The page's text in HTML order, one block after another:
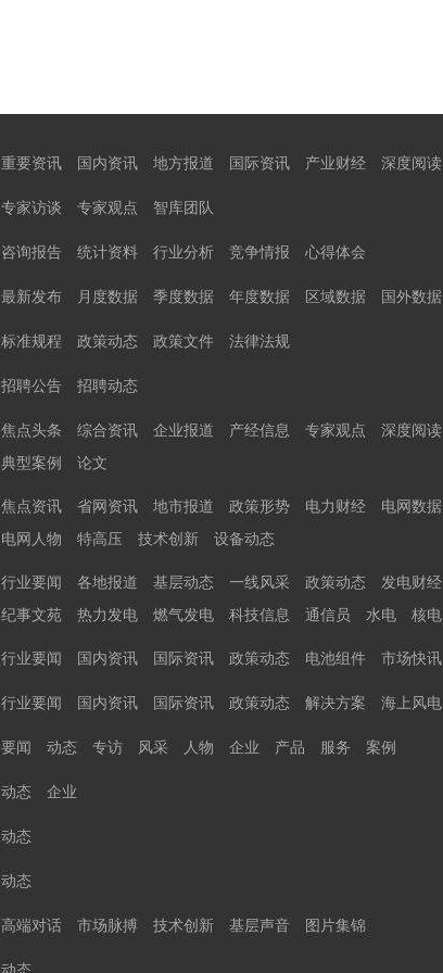
重要资讯 国内资讯 地方报道 国际资讯 产业财经 深度阅读
专家访谈 专家观点 智库团队
咨询报告 统计资料 行业分析 竞争情报 心得体会
最新发布 月度数据 季度数据 年度数据 区域数据 国外数据
标准规程 政策动态 政策文件 法律法规
招聘公告 招聘动态
焦点头条 综合资讯 企业报道 产经信息 专家观点 深度阅读
典型案例
论文
焦点资讯 省网资讯 地市报道 政策形势 电力财经 电网数据
电网人物
特高压 技术创新 设备动态
行业要闻 各地报道 基层动态 一线风采 政策动态 发电财经
纪事文苑
热力发电 燃气发电 科技信息 通信员 水电 核电
行业要闻 国内资讯 国际资讯 政策动态 电池组件 市场快讯
行业要闻 国内资讯 国际资讯 政策动态 解决方案 海上风电
要闻 动态 专访 风采 人物 企业 产品 服务 案例
动态 企业
动态
动态
高端对话 市场脉搏 技术创新 基层声音 图片集锦
动态